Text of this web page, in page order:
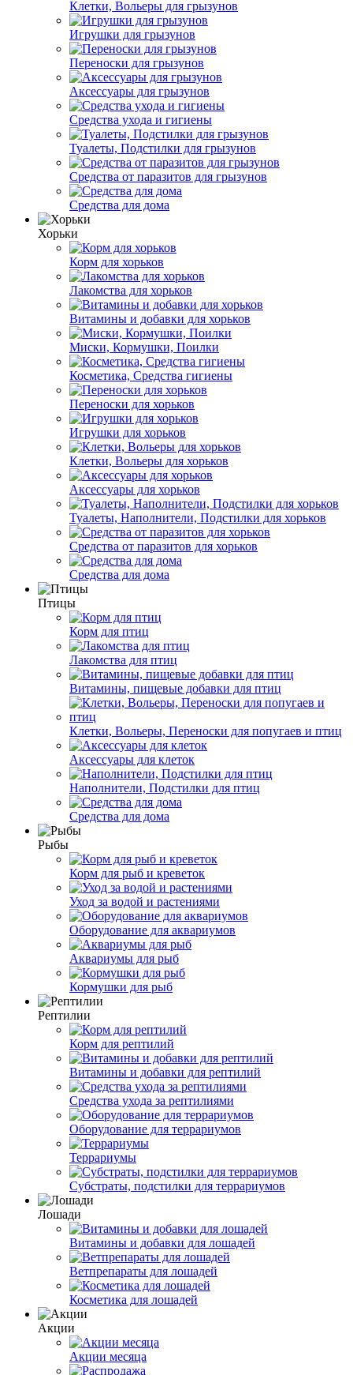
Клетки, Вольеры для грызунов
Игрушки для грызунов
Переноски для грызунов
Аксессуары для грызунов
Средства ухода и гигиены
Туалеты, Подстилки для грызунов
Средства от паразитов для грызунов
Средства для дома
Хорьки
Корм для хорьков
Лакомства для хорьков
Витамины и добавки для хорьков
Миски, Кормушки, Поилки
Косметика, Средства гигиены
Переноски для хорьков
Игрушки для хорьков
Клетки, Вольеры для хорьков
Аксессуары для хорьков
Туалеты, Наполнители, Подстилки для хорьков
Средства от паразитов для хорьков
Средства для дома
Птицы
Корм для птиц
Лакомства для птиц
Витамины, пищевые добавки для птиц
Клетки, Вольеры, Переноски для попугаев и птиц
Аксессуары для клеток
Наполнители, Подстилки для птиц
Средства для дома
Рыбы
Корм для рыб и креветок
Уход за водой и растениями
Оборудование для аквариумов
Аквариумы для рыб
Кормушки для рыб
Рептилии
Корм для рептилий
Витамины и добавки для рептилий
Средства ухода за рептилиями
Оборудование для террариумов
Террариумы
Субстраты, подстилки для террариумов
Лошади
Витамины и добавки для лошадей
Ветпрепараты для лошадей
Косметика для лошадей
Акции
Акции месяца